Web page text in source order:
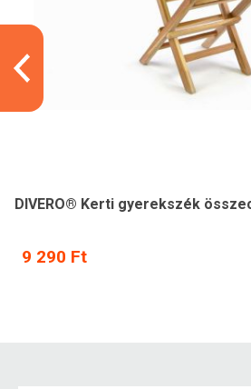
DIVERO® Kerti gyerekszék
9 290 Ft